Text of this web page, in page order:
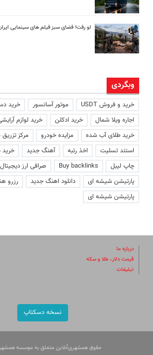
لو رفت! فضای سبز فیلم های سینمایی
وبگردی
خرید و فروش USDT موتور آسانسور
خرید
اجاره ویلا شمال
خرید ادکلن
خرید لوازم
خرید طلای آب شده
مزایده خودرو
مرکز
استند تسلیت
اخذ رتبه آهنگ جدید
خرید
چاپ لیبل
Buy backlinks صرافی ارز دیجیتال
پارتیشن شیشه ای
دانلود اهنگ جدید
رزرو
پارتیشن شیشه ای
درباره ما
قیمت دلار، طلا و سکه
تبلیغات
نسخه دسکتاپ
حقوق همشهری‌آنلاین متعلق به موسسه